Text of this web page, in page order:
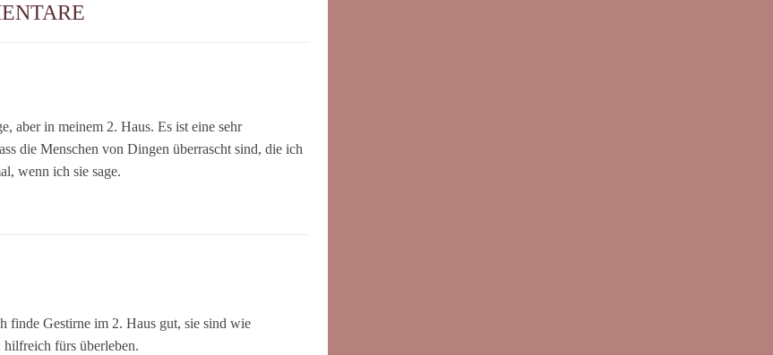
aber in meinem 2. Haus. Es ist eine sehr
die Menschen von Dingen überrascht sind, die ich
wenn ich sie sage.
finde Gestirne im 2. Haus gut, sie sind wie
hilfreich fürs überleben.